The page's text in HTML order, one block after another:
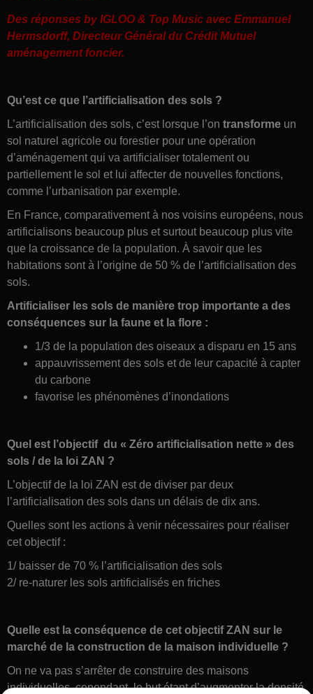
Des réponses by IGLOO & Top Music avec Emmanuel
Hermsdorff, Directeur Général du Crédit Mutuel
aménagement foncier.
Qu’est ce que l’artificialisation des sols ?
L’artificialisation des sols, c’est lorsque l’on transforme un
sol naturel agricole ou forestier pour une opération
d’aménagement qui va artificialiser totalement ou
partiellement le sol et lui affecter de nouvelles fonctions,
comme l’urbanisation par exemple.
En France, comparativement à nos voisins européens, nous
artificialisons beaucoup plus et surtout beaucoup plus vite
que la croissance de la population. À savoir que les
habitations sont à l’origine de 50 % de l’artificialisation des
sols.
Artificialiser les sols de manière trop importante a des
conséquences sur la faune et la flore :
1/3 de la population des oiseaux a disparu en 15 ans
appauvrissement des sols et de leur capacité à capter
du carbone
favorise les phénomènes d’inondations
Quel est l’objectif du « Zéro artificialisation nette » des
sols / de la loi ZAN ?
L’objectif de la loi ZAN est de diviser par deux
l’artificialisation des sols dans un délais de dix ans.
Quelles sont les actions à venir nécessaires pour réaliser
cet objectif :
1/ baisser de 70 % l’artificialisation des sols
2/ re-naturer les sols artificialisés en friches
Quelle est la conséquence de cet objectif ZAN sur le
marché de la construction de la maison individuelle ?
On ne va pas s’arrêter de construire des maisons
individuelles, cependant le but étant d’augmenter la densité